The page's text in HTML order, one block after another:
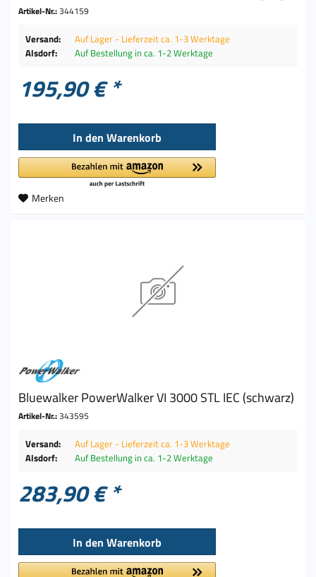
Artikel-Nr.:344159
Versand:
Auf Lager - Lieferzeit ca. 1-3 Werktage
Alsdorf:
Auf Bestellung in ca. 1-2 Werktage
195,90 € *
In den Warenkorb
Merken
Bluewalker PowerWalker VI 3000 STL IEC (schwarz)
Artikel-Nr.:343595
Versand:
Auf Lager - Lieferzeit ca. 1-3 Werktage
Alsdorf:
Auf Bestellung in ca. 1-2 Werktage
283,90 € *
In den Warenkorb